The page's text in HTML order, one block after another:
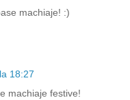
machiaje! :)
18:27
machiaje festive!